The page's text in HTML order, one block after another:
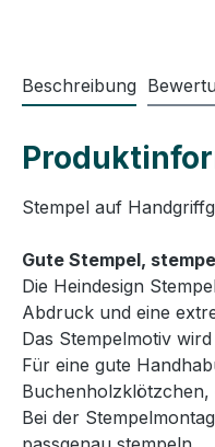
Beschreibung
Stempel auf
Gute Stempel,
Die Heindesign
Abdruck und eine
Das Stempelmotiv
Für eine gute
Buchenholzklötzchen,
Bei der